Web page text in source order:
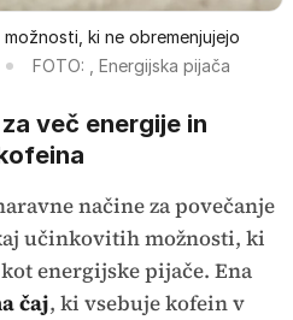
ki ne obremenjujejo
FOTO: , Energijska pijača
več energije in
načine za povečanje
učinkovitih možnosti, ki
energijske pijače. Ena
čaj, ki vsebuje kofein v